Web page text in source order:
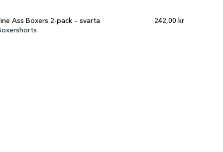
Ass Boxers 2-pack – svarta
242,00 kr